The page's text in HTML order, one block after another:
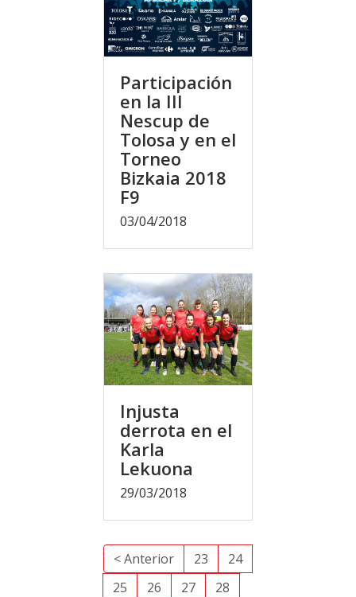
Participación
en la III
Nescup de
Tolosa y en el
Torneo
Bizkaia 2018
F9
03/04/2018
Injusta
derrota en el
Karla
Lekuona
29/03/2018
< Anterior 23
24
25
26 27
28